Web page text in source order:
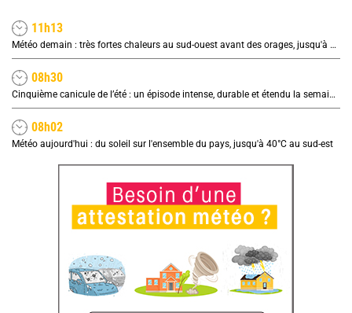
11h13
Météo demain : très fortes chaleurs au sud-ouest avant des orages, jusqu'à 39°C
08h30
Cinquième canicule de l’été : un épisode intense, durable et étendu la semaine prochaine
08h02
Météo aujourd'hui : du soleil sur l'ensemble du pays, jusqu'à 40°C au sud-est